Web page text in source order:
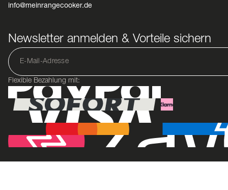
info@meinrangecooker.de
Newsletter anmelden & Vorteile sichern
Flexible Bezahlung mit: